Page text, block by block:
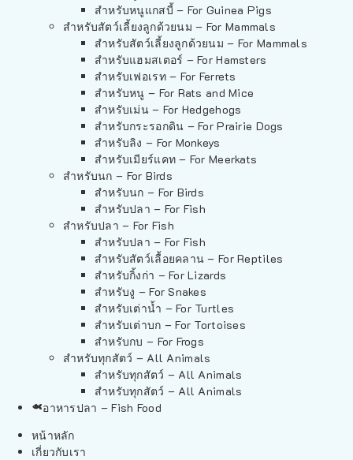
สำหรับหนูแกสบี้ – For Guinea Pigs
สำหรับสัตว์เลี้ยงลูกด้วยนม – For Mammals
สำหรับสัตว์เลี้ยงลูกด้วยนม – For Mammals
สำหรับแฮมสเตอร์ – For Hamsters
สำหรับเฟอเรท – For Ferrets
สำหรับหนู – For Rats and Mice
สำหรับเม่น – For Hedgehogs
สำหรับกระรอกดิน – For Prairie Dogs
สำหรับลิง – For Monkeys
สำหรับเมียร์แคท – For Meerkats
สำหรับนก – For Birds
สำหรับนก – For Birds
สำหรับปลา – For Fish
สำหรับปลา – For Fish
สำหรับปลา – For Fish
สำหรับสัตว์เลื้อยคลาน – For Reptiles
สำหรับกิ้งก่า – For Lizards
สำหรับงู – For Snakes
สำหรับเต่าน้ำ – For Turtles
สำหรับเต่าบก – For Tortoises
สำหรับกบ – For Frogs
สำหรับทุกสัตว์ – All Animals
สำหรับทุกสัตว์ – All Animals
สำหรับทุกสัตว์ – All Animals
อาหารปลา – Fish Food
หน้าหลัก
เกี่ยวกับเรา